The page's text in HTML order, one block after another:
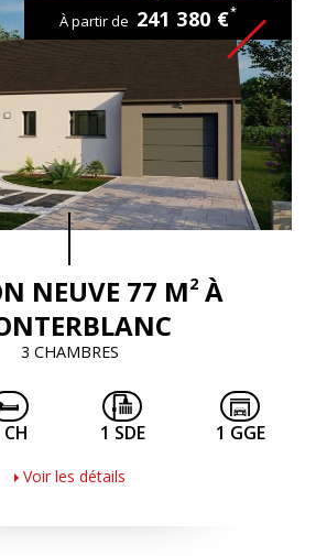
NEUVE 77 M2À
3 CHAMBRES
À partir de 241 380 €*
1 SDE 1 GGE
Voir les détails